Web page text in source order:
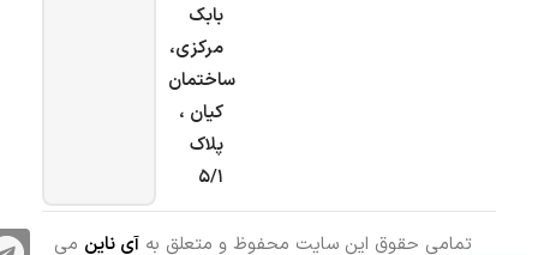
بابک
مرکزی،
ساختمان
کیان ،
پلاک
۵/۱
تمامی حقوق این سایت محفوظ و متعلق به آی ناین می